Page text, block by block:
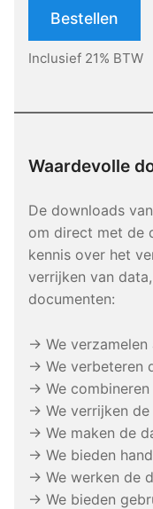
Bestellen
Inclusief 21% BTW
Waardevolle
De downloads
om direct met de
kennis over het
verrijken van
documenten:
→ We
→ We verbeteren
→ We
→ We verrijken de
→ We maken de
→ We bieden
→ We werken de
→ We bieden